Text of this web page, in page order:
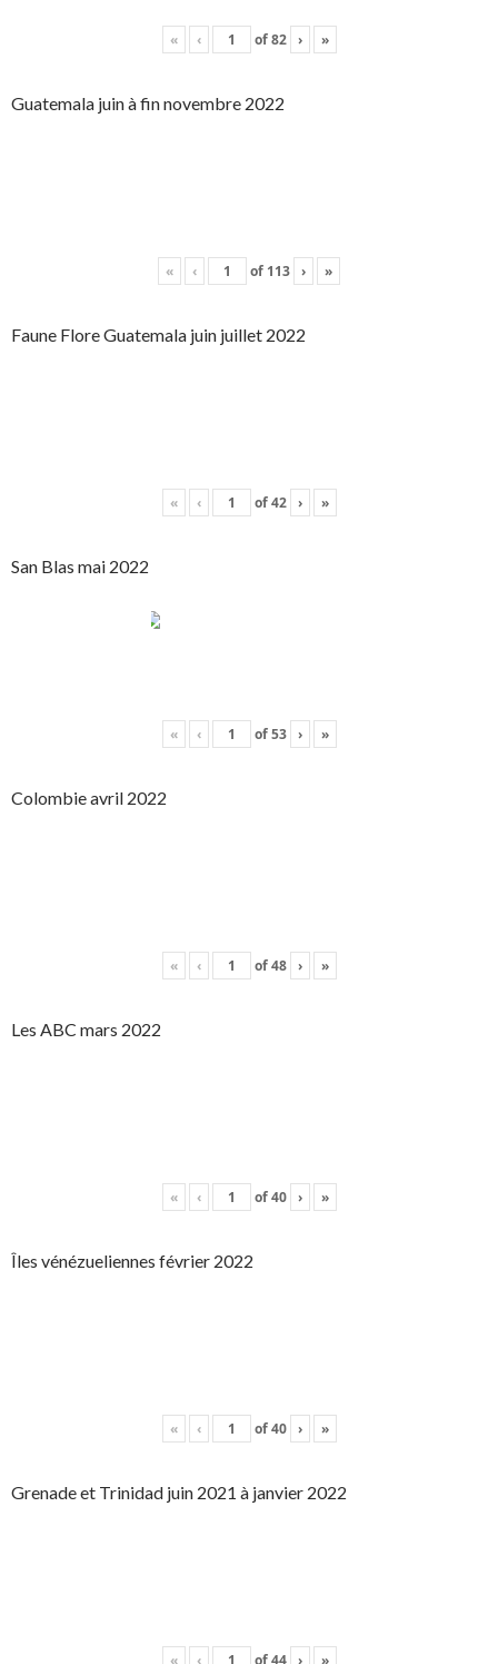
« ‹ of82 › »
Guatemala juin à fin novembre 2022
« ‹ of 113 › »
Faune Flore Guatemala juin juillet 2022
« ‹ of42 › »
San Blas mai 2022
« ‹ of53 › »
Colombie avril 2022
« ‹ of48 › »
Les ABC mars 2022
« ‹ of40 › »
Îles vénézueliennes février 2022
« ‹ of40 › »
Grenade et Trinidad juin 2021 à janvier 2022
« ‹ of44 › »